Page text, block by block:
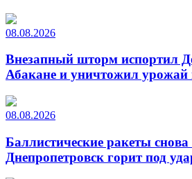
08.08.2026
Внезапный шторм испортил
Абакане и уничтожил урожай
08.08.2026
Баллистические ракеты
Днепропетровск горит под